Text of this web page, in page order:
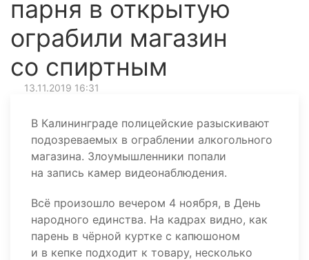
парня в открытую
ограбили магазин
со спиртным
13.11.2019 16:31
В Калининграде полицейские разыскивают
подозреваемых в ограблении алкогольного
магазина. Злоумышленники попали
на запись камер видеонаблюдения.
Всё произошло вечером 4 ноября, в День
народного единства. На кадрах видно, как
парень в чёрной куртке с капюшоном
и в кепке подходит к товару, несколько